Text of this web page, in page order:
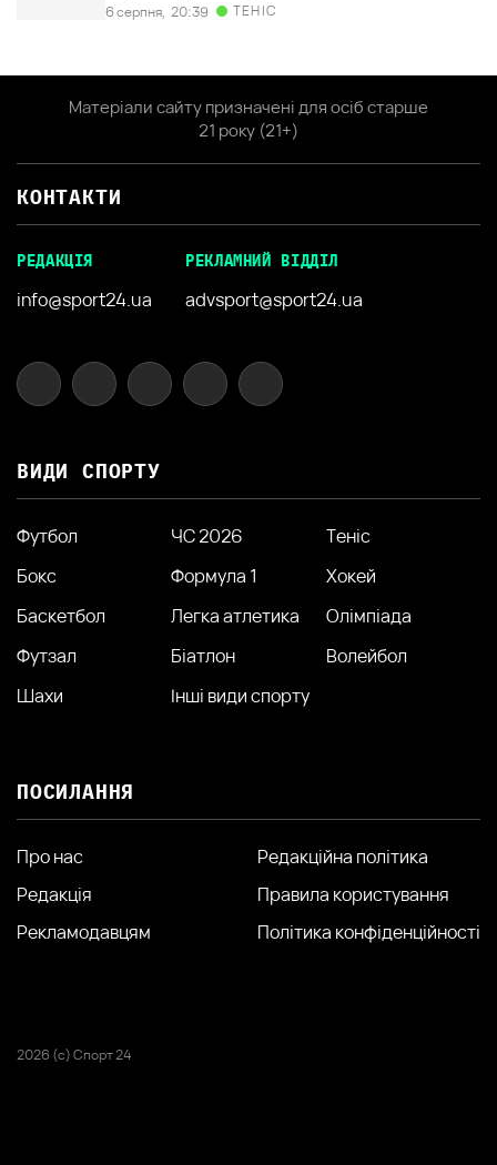
6 серпня, 20:39 ТЕНІС
Матеріали сайту призначені для осіб старше
21 року (21+)
КОНТАКТИ
РЕДАКЦІЯ
info@sport24.ua
РЕКЛАМНИЙ ВІДДІЛ
advsport@sport24.ua
ВИДИ СПОРТУ
Футбол ЧС 2026
Теніс
Бокс
Формула 1
Хокей
Баскетбол
Легка атлетика
Олімпіада
Футзал
Біатлон
Волейбол
Шахи
Інші види спорту
ПОСИЛАННЯ
Про нас
Редакція
Рекламодавцям
Редакційна політика
Правила користування
Політика конфіденційності
2026 (с) Спорт 24